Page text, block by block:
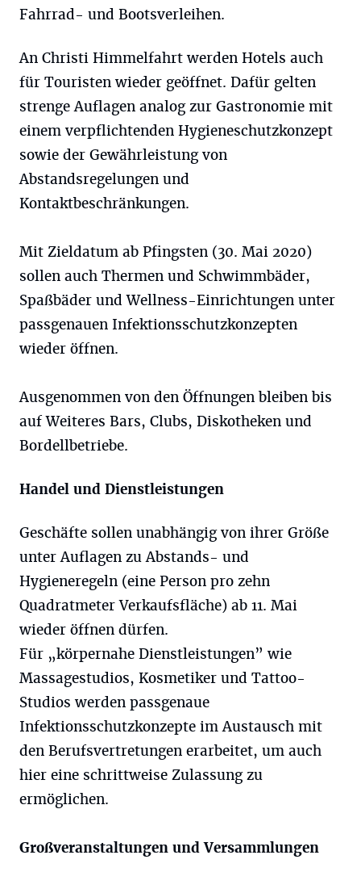
Fahrrad- und Bootsverleihen.
An Christi Himmelfahrt werden Hotels auch
für Touristen wieder geöffnet. Dafür gelten
strenge Auflagen analog zur Gastronomie mit
einem verpflichtenden Hygieneschutzkonzept
sowie der Gewährleistung von
Abstandsregelungen und
Kontaktbeschränkungen.
Mit Zieldatum ab Pfingsten (30. Mai 2020)
sollen auch Thermen und Schwimmbäder,
Spaßbäder und Wellness-Einrichtungen unter
passgenauen Infektionsschutzkonzepten
wieder öffnen.
Ausgenommen von den Öffnungen bleiben bis
auf Weiteres Bars, Clubs, Diskotheken und
Bordellbetriebe.
Handel und Dienstleistungen
Geschäfte sollen unabhängig von ihrer Größe
unter Auflagen zu Abstands- und
Hygieneregeln (eine Person pro zehn
Quadratmeter Verkaufsfläche) ab 11. Mai
wieder öffnen dürfen.
Für „körpernahe Dienstleistungen” wie
Massagestudios, Kosmetiker und Tattoo-
Studios werden passgenaue
Infektionsschutzkonzepte im Austausch mit
den Berufsvertretungen erarbeitet, um auch
hier eine schrittweise Zulassung zu
ermöglichen.
Großveranstaltungen und Versammlungen